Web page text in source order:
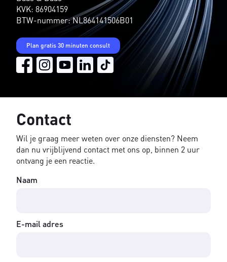
KVK: 86904159
BTW-nummer: NL864141506B01
Plan gratis 30 minuten consult
Contact
Wil je graag meer weten over onze diensten? Neem
dan nu vrijblijvend contact met ons op, binnen 2 uur
ontvang je een reactie.
Naam
E-mail adres